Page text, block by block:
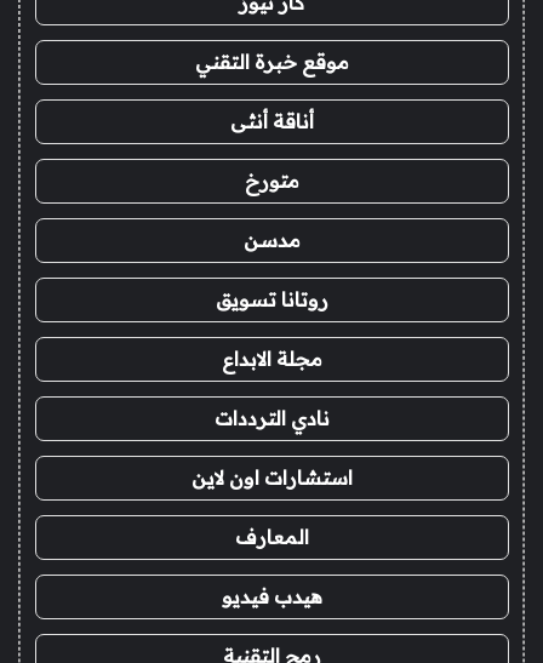
موقع خبرة التقني
أناقة أنثى
متورخ
مدسن
روتانا تسويق
مجلة الابداع
نادي الترددات
استشارات اون لاين
المعارف
هيدب فيديو
رمح التقنية